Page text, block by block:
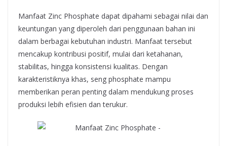
Manfaat Zinc Phosphate dapat dipahami sebagai nilai dan
keuntungan yang diperoleh dari penggunaan bahan ini
dalam berbagai kebutuhan industri. Manfaat tersebut
mencakup kontribusi positif, mulai dari ketahanan,
stabilitas, hingga konsistensi kualitas. Dengan
karakteristiknya khas, seng phosphate mampu
memberikan peran penting dalam mendukung proses
produksi lebih efisien dan terukur.